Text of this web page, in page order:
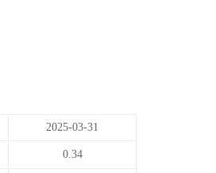
2025-03-31
0.34